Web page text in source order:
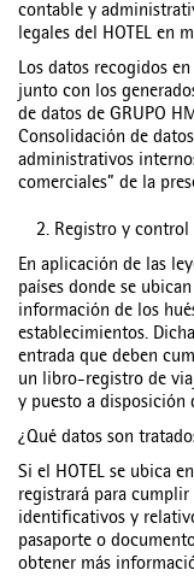
contable y
legales del HOTEL en
Los datos recogidos
junto con los
de datos de GRUPO
Consolidación de
administrativos
comerciales” de la
2. Registro y control
En aplicación de las
países donde se
información de los
establecimientos.
entrada que deben
un libro-registro de
y puesto a disposición
¿Qué datos son
Si el HOTEL se ubica
registrará para
identificativos y
pasaporte o
obtener más